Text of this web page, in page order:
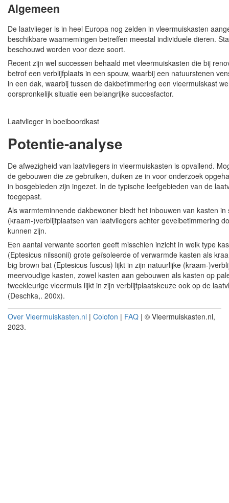
Algemeen
De laatvlieger is in heel Europa nog zelden in vleermuiskasten
beschikbare waarnemingen betreffen meestal individuele dieren.
beschouwd worden voor deze soort.
Recent zijn wel successen behaald met vleermuiskasten die bij
betrof een verblijfplaats in een spouw, waarbij een natuurstenen
in een dak, waarbij tussen de dakbetimmering een vleermuiskast
oorspronkelijk situatie een belangrijke succesfactor.
Laatvlieger in boeiboordkast
Potentie-analyse
De afwezigheid van laatvliegers in vleermuiskasten is opvallend.
de gebouwen die ze gebruiken, duiken ze in voor onderzoek
in bosgebieden zijn ingezet. In de typische leefgebieden van de
toegepast.
Als warmteminnende dakbewoner biedt het inbouwen van kasten
(kraam-)verblijfplaatsen van laatvliegers achter gevelbetimmering
kunnen zijn.
Een aantal verwante soorten geeft misschien inzicht in welk type
(Eptesicus nilssonii) grote geïsoleerde of verwarmde kasten als
big brown bat (Eptesicus fuscus) lijkt in zijn natuurlijke (kraam-
meervoudige kasten, zowel kasten aan gebouwen als kasten op
tweekleurige vleermuis lijkt in zijn verblijfplaatskeuze ook op de
(Deschka,. 200x).
Over Vleermuiskasten.nl | Colofon | FAQ | © Vleermuiskasten.nl,
2023.